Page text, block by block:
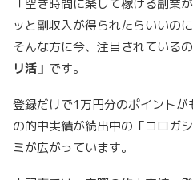
ッと副収入が得られたらいいの
そんな方に今、注目されている
リ活」 です。
登録だけで1万円分のポイント
の的中実績が続出中の「コロガ
ミが広がっています。